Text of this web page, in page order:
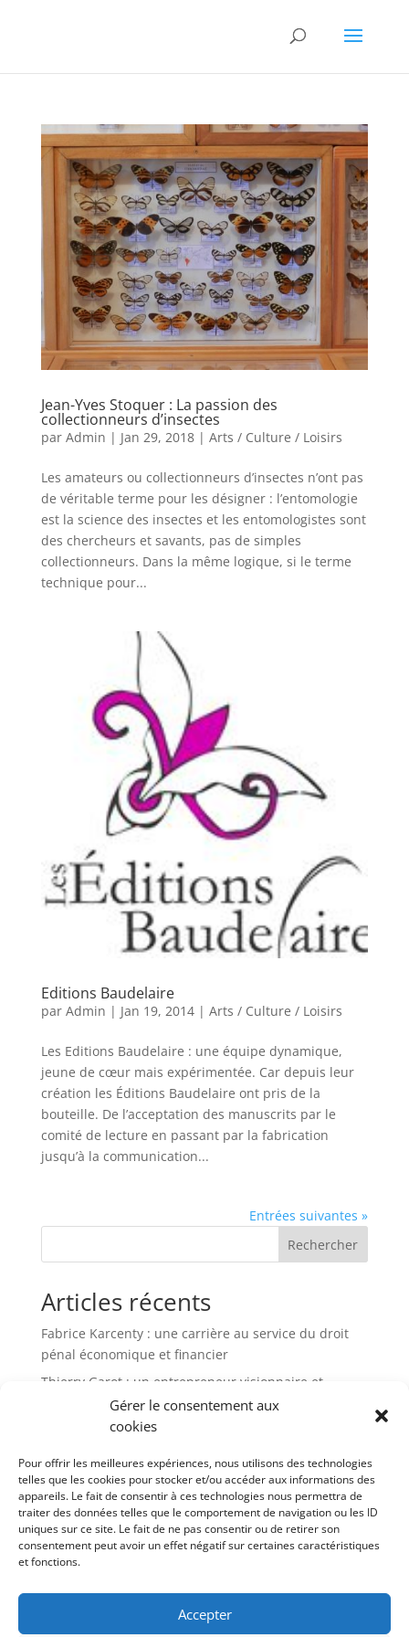
Gérer le consentement aux
cookies
Pour offrir les meilleures expériences, nous utilisons des technologies
telles que les cookies pour stocker et/ou accéder aux informations des
appareils. Le fait de consentir à ces technologies nous permettra de
traiter des données telles que le comportement de navigation ou les ID
uniques sur ce site. Le fait de ne pas consentir ou de retirer son
consentement peut avoir un effet négatif sur certaines caractéristiques
et fonctions.
Accepter
Jean-Yves Stoquer : La passion des
collectionneurs d’insectes
par Admin | Jan 29, 2018| Arts / Culture / Loisirs
Les amateurs ou collectionneurs d’insectes n’ont pas
de véritable terme pour les désigner : l’entomologie
est la science des insectes et les entomologistes sont
des chercheurs et savants, pas de simples
collectionneurs. Dans la même logique, si le terme
technique pour...
Editions Baudelaire
par Admin | Jan 19, 2014| Arts / Culture / Loisirs
Les Editions Baudelaire : une équipe dynamique,
jeune de cœur mais expérimentée. Car depuis leur
création les Éditions Baudelaire ont pris de la
bouteille. De l’acceptation des manuscrits par le
comité de lecture en passant par la fabrication
jusqu’à la communication...
Entrées suivantes »
Rechercher
Articles récents
Fabrice Karcenty : une carrière au service du droit
pénal économique et financier
Thierry Garot : un entrepreneur visionnaire et
Altho Brets : l’ancrage breton d’un leader de la chips
Thierry Di Litta : un parcours atypique
JCA Academy : une école alternative pour repenser la
réussite et la liberté
Commentaires récents
Aucun commentaire à afficher.